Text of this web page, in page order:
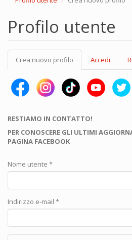
Profilo utente
Schede
primarie
Crea nuovo profilo (scheda
attiva)
Accedi
RESTIAMO IN CONTATTO!
PER CONOSCERE GLI ULTIMI
PAGINA FACEBOOK
Nome utente *
Indirizzo e-mail *